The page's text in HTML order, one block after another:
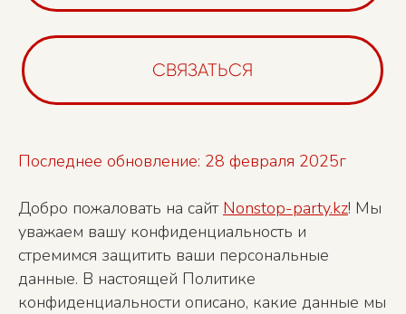
Последнее обновление: 28 февраля 2025г
Добро пожаловать на сайт Nonstop-party.kz! Мы
уважаем вашу конфиденциальность и
стремимся защитить ваши персональные
данные. В настоящей Политике
конфиденциальности описано, какие данные мы